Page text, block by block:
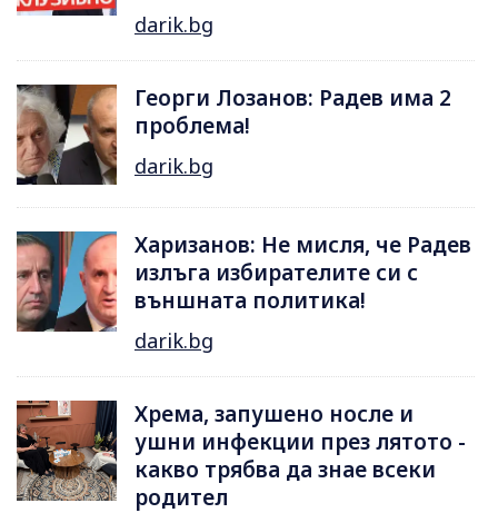
darik.bg
Георги Лозанов: Радев има 2
проблема!
darik.bg
Харизанов: Не мисля, че Радев
излъга избирателите си с
външната политика!
darik.bg
Хрема, запушено носле и
ушни инфекции през лятотo -
какво трябва да знае всеки
родител